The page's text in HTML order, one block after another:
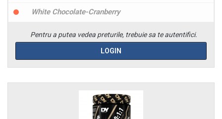
White Chocolate-Cranberry
Pentru a putea vedea preturile, trebuie sa te autentifici.
LOGIN